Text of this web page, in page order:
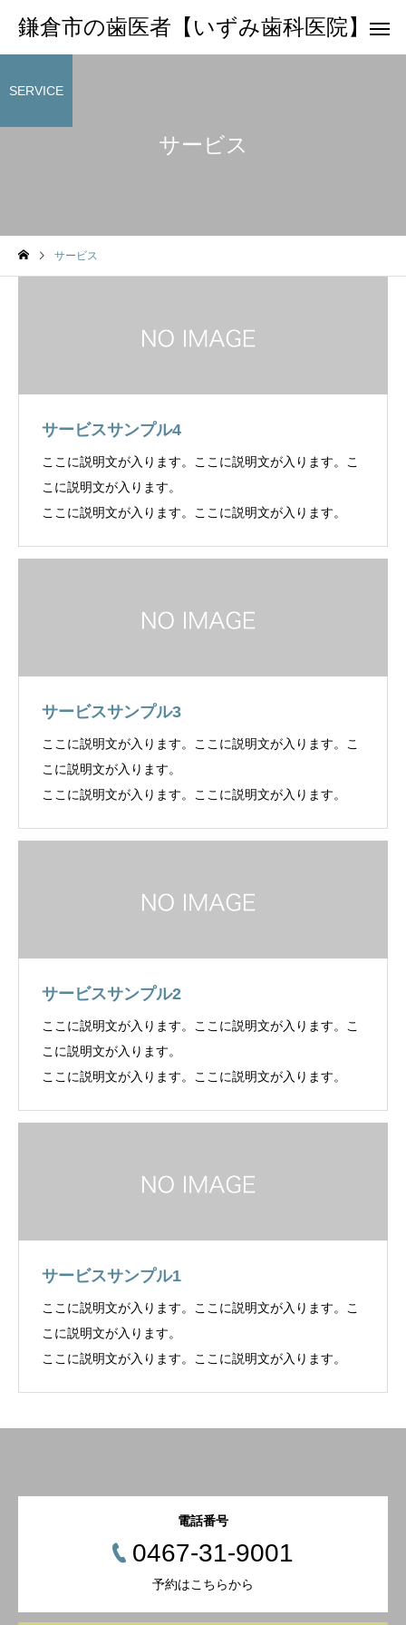
鎌倉市の歯医者【いずみ歯科医院】
サービス
SERVICE
サービス
サービスサンプル4
ここに説明文が入ります。ここに説明文が入ります。こ
こに説明文が入ります。
ここに説明文が入ります。ここに説明文が入ります。
サービスサンプル3
ここに説明文が入ります。ここに説明文が入ります。こ
こに説明文が入ります。
ここに説明文が入ります。ここに説明文が入ります。
サービスサンプル2
ここに説明文が入ります。ここに説明文が入ります。こ
こに説明文が入ります。
ここに説明文が入ります。ここに説明文が入ります。
サービスサンプル1
ここに説明文が入ります。ここに説明文が入ります。こ
こに説明文が入ります。
ここに説明文が入ります。ここに説明文が入ります。
電話番号
0467-31-9001
予約はこちらから